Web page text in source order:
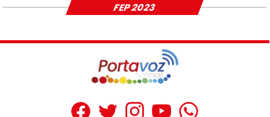
FEP 2023